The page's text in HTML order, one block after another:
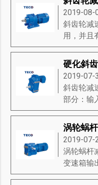
2019-08-
斜齿轮减
用，并且
2019-07-
斜齿轮减
部分：输
2019-07-
涡轮蜗杆
变速箱输